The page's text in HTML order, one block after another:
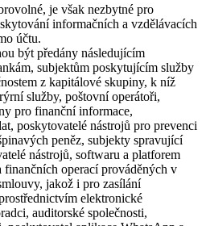
je však nezbytné pro
informačních a vzdělávacích
účtu.
být předány následujícím
subjektům poskytujícím služby
z kapitálové skupiny, k níž
služby, poštovní operátoři,
pro finanční informace,
poskytovatelé nástrojů pro prevenci
peněz, subjekty spravující
nástrojů, softwaru a platforem
finančních operací prováděných v
jakož i pro zasílání
elektronické
auditorské společnosti,